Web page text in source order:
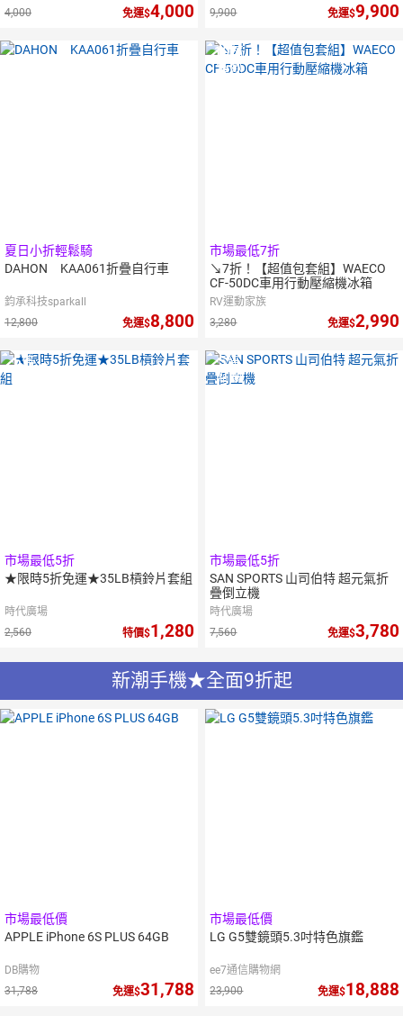
4,000
免運 4,000
9,900
免運 9,900
夏日小折輕鬆騎
DAHON KAA061折疊自行車
鈞承科技sparkall
12,800
免運 8,800
10倍
點數
市場最低7折
↘7折！【超值包套組】WAECO
CF-50DC車用行動壓縮機冰箱
RV運動家族
3,280
免運 2,990
5倍
點數
市場最低5折
★限時5折免運★35LB槓鈴片套組
時代廣場
2,560
特價 1,280
5倍
點數
市場最低5折
SAN SPORTS 山司伯特 超元氣折
疊倒立機
時代廣場
7,560
免運 3,780
新潮手機★全面9折起
市場最低價
APPLE iPhone 6S PLUS 64GB
DB購物
31,788
免運 31,788
市場最低價
LG G5雙鏡頭5.3吋特色旗鑑
ee7通信購物網
23,900
免運 18,888